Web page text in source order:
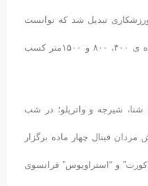
٢۰۰۵ به دومین ورزشکاری تبدیل شد که توانست
طلای مسابقات جهانی را در سه ماده ی ۴۰۰، ٨۰۰ و ١۵۰۰متر کسب
شیرجه و واترپلو؛ در شب
فینال چهار ماده برگزار
پشت “لاکورت” و “استراویوس” فرانسوی